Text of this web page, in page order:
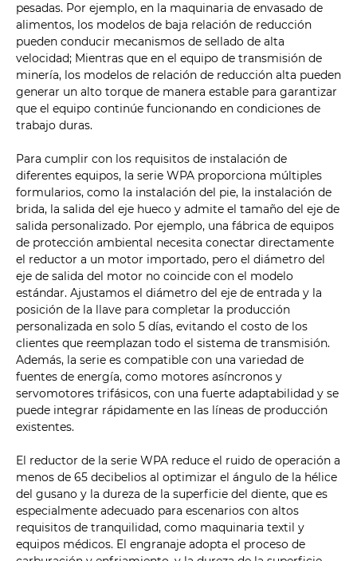
pesadas. Por ejemplo, en la maquinaria de envasado de
alimentos, los modelos de baja relación de reducción
pueden conducir mecanismos de sellado de alta
velocidad; Mientras que en el equipo de transmisión de
minería, los modelos de relación de reducción alta pueden
generar un alto torque de manera estable para garantizar
que el equipo continúe funcionando en condiciones de
trabajo duras.
Para cumplir con los requisitos de instalación de
diferentes equipos, la serie WPA proporciona múltiples
formularios, como la instalación del pie, la instalación de
brida, la salida del eje hueco y admite el tamaño del eje de
salida personalizado. Por ejemplo, una fábrica de equipos
de protección ambiental necesita conectar directamente
el reductor a un motor importado, pero el diámetro del
eje de salida del motor no coincide con el modelo
estándar. Ajustamos el diámetro del eje de entrada y la
posición de la llave para completar la producción
personalizada en solo 5 días, evitando el costo de los
clientes que reemplazan todo el sistema de transmisión.
Además, la serie es compatible con una variedad de
fuentes de energía, como motores asíncronos y
servomotores trifásicos, con una fuerte adaptabilidad y se
puede integrar rápidamente en las líneas de producción
existentes.
El reductor de la serie WPA reduce el ruido de operación a
menos de 65 decibelios al optimizar el ángulo de la hélice
del gusano y la dureza de la superficie del diente, que es
especialmente adecuado para escenarios con altos
requisitos de tranquilidad, como maquinaria textil y
equipos médicos. El engranaje adopta el proceso de